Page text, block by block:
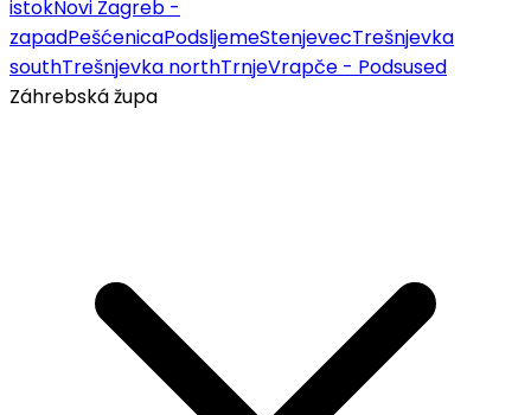
istokNovi Zagreb -
zapadPešćenicaPodsljemeStenjevecTrešnjevka
southTrešnjevka northTrnjeVrapče - Podsused
Záhrebská župa